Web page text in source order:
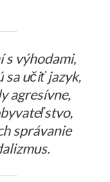
s výhodami,
sa učiť jazyk,
agresívne,
správanie